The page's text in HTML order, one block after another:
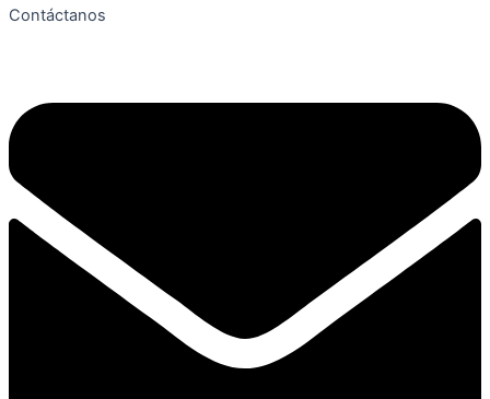
Contáctanos